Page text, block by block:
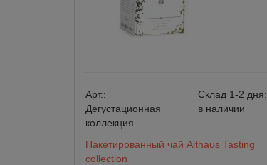
Арт.:
Дегустационная
коллекция
Склад 1-2 дня:
в наличии
Пакетированный чай Althaus Tasting
collection